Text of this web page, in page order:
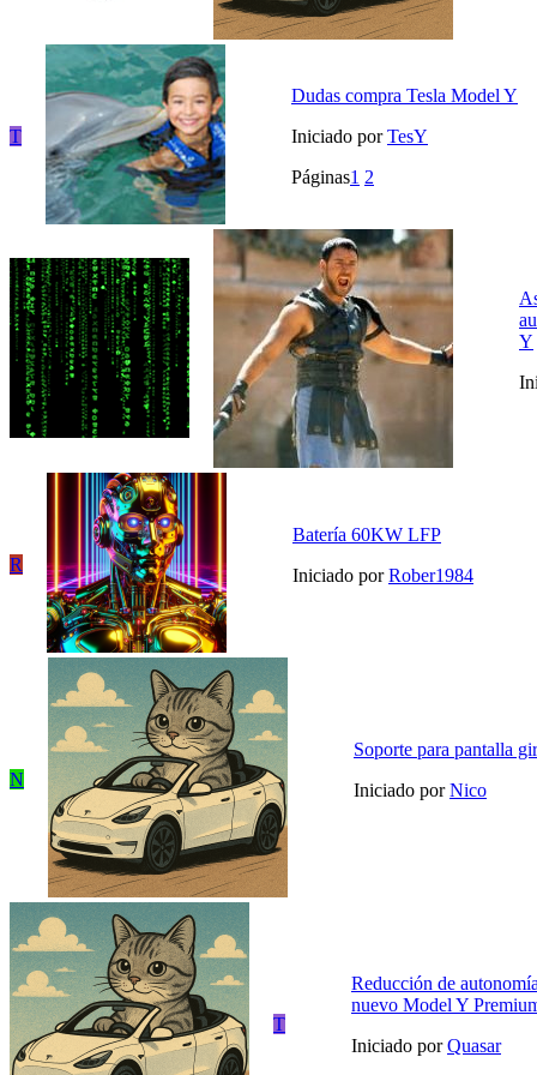
T
Dudas compra Tesla Model Y
Iniciado porTesY
Páginas1 2
Y
R
Batería 60KW LFP
Iniciado porRober1984
N
Soporte para pantalla
Iniciado porNico
T
Reducción de
nuevo Model Y
Iniciado porQuasar